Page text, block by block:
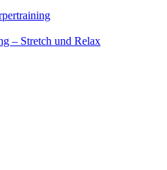
– Stretch und Relax